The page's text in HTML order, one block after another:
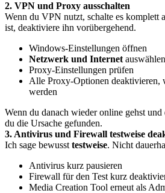
2. VPN und Proxy ausschalten
Wenn du VPN nutzt, schalte es komplett
ist, deaktiviere ihn vorübergehend.
Windows-Einstellungen öffnen
Netzwerk und Internet auswählen
Proxy-Einstellungen prüfen
Alle Proxy-Optionen deaktivieren,
werden
Wenn du danach wieder online gehst
du die Ursache gefunden.
3. Antivirus und Firewall testweise
Ich sage bewusst testweise. Nicht
Antivirus kurz pausieren
Firewall für den Test kurz
Media Creation Tool erneut als